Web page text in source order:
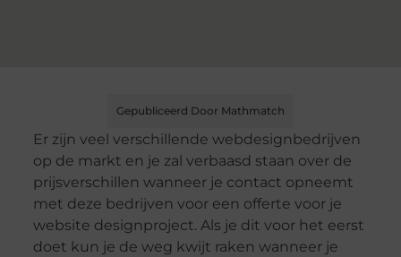
Gepubliceerd Door Mathmatch
Er zijn veel verschillende webdesignbedrijven
op de markt en je zal verbaasd staan over de
prijsverschillen wanneer je contact opneemt
met deze bedrijven voor een offerte voor je
website designproject. Als je dit voor het eerst
doet kun je de weg kwijt raken wanneer je